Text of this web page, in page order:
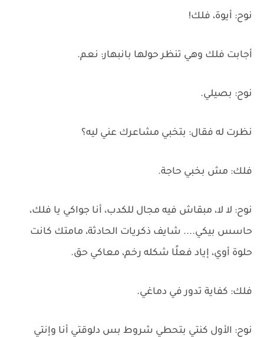
نوح: أيوة، فلك!
أجابت فلك وهي تنظر حولها بانبهار: نعم.
نوح: بصيلي.
نظرت له فقال: بتخبي مشاعرك عني ليه؟
فلك: مش بخبي حاجة.
نوح: لا لا، مبقاش فيه مجال للكدب، أنا جواكي يا فلك،
حاسس بيكي.... شايف ذكريات الحادثة، مامتك كانت
حلوة أوي، إياد فعلًا شكله رخم، معاكي حق.
فلك: كفاية تدور في دماغي.
نوح: الأول كنتي بتحطي شروط بس دلوقتي أنا وإنتي